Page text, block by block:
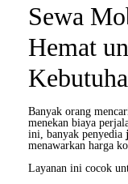
Sewa
Hemat
Banyak orang
menekan biaya
ini, banyak penyedia
menawarkan harga
Layanan ini cocok